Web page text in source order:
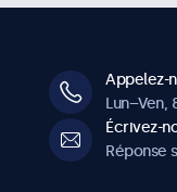
Appelez-
Lun–Ven,
Écrivez-
Réponse